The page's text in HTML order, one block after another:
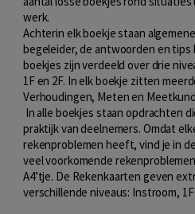
werk.
Achterin elk boekje staan
begeleider, de antwoorden en tips
boekjes zijn verdeeld over drie
1F en 2F. In elk boekje zitten
Verhoudingen, Meten en
In alle boekjes staan opdrachten
praktijk van deelnemers. Omdat
rekenproblemen heeft, vind je in
veel voorkomende
A4’tje. De Rekenkaarten geven
verschillende niveaus: Instroom, 1F